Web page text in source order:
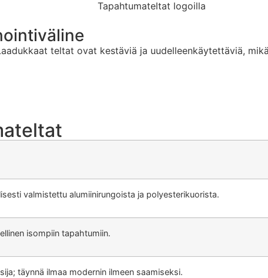
teltat ovat kestäviä ja uudelleenkäytettäviä,
valmistettu alumiinirungoista ja polyesterikuorista.
isompiin tapahtumiin.
täynnä ilmaa modernin ilmeen saamiseksi.